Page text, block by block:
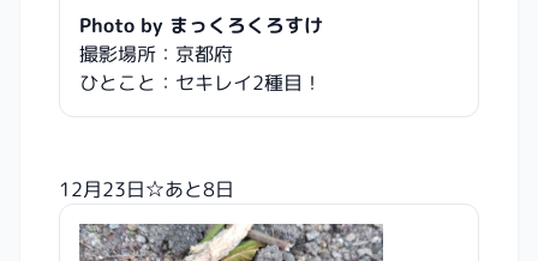
Photo by まっくろくろすけ
撮影場所：京都府
ひとこと：セキレイ2種目！
12月23日☆あと8日